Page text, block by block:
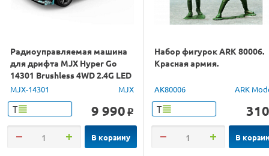
Радиоуправляемая машина
для дрифта MJX Hyper Go
14301 Brushless 4WD 2.4G LED
1/14 RTR
MJX-14301 MJX
Т 9 990 o
В корзину
Набор фигурок ARK 80006.
Красная армия.
AK80006 ARK
Т 310
В